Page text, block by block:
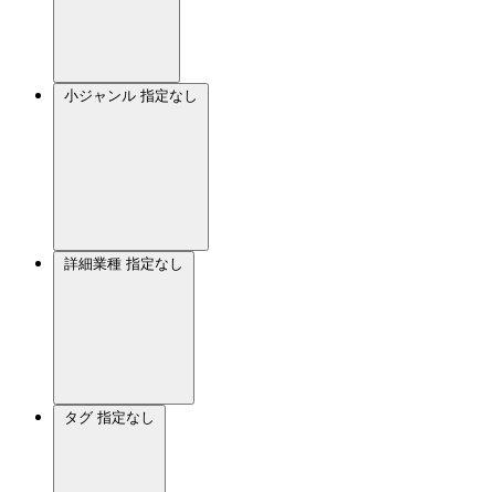
小ジャンル 指定なし
詳細業種 指定なし
タグ 指定なし